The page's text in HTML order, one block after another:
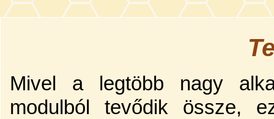
Mivel a legtöbb nagy
modulból tevődik össze,